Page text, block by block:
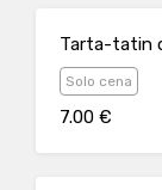
Tarta-tatin
Solo cena
7.00 €